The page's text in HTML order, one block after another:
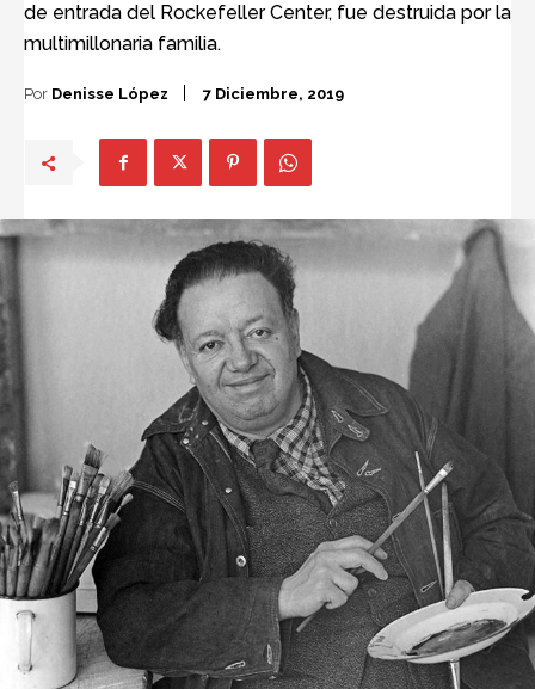
de entrada del Rockefeller Center, fue destruida por la
multimillonaria familia.
Por Denisse López 7 Diciembre, 2019